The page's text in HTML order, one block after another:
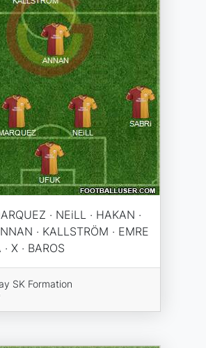
· NEiLL · HAKAN ·
· KALLSTRÖM · EMRE
X · BAROS
SK Formation